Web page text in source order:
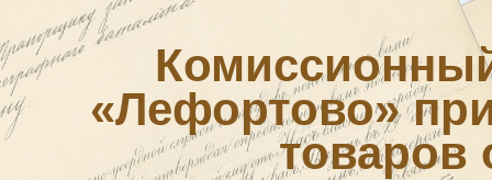
«Лефортово»
товаров